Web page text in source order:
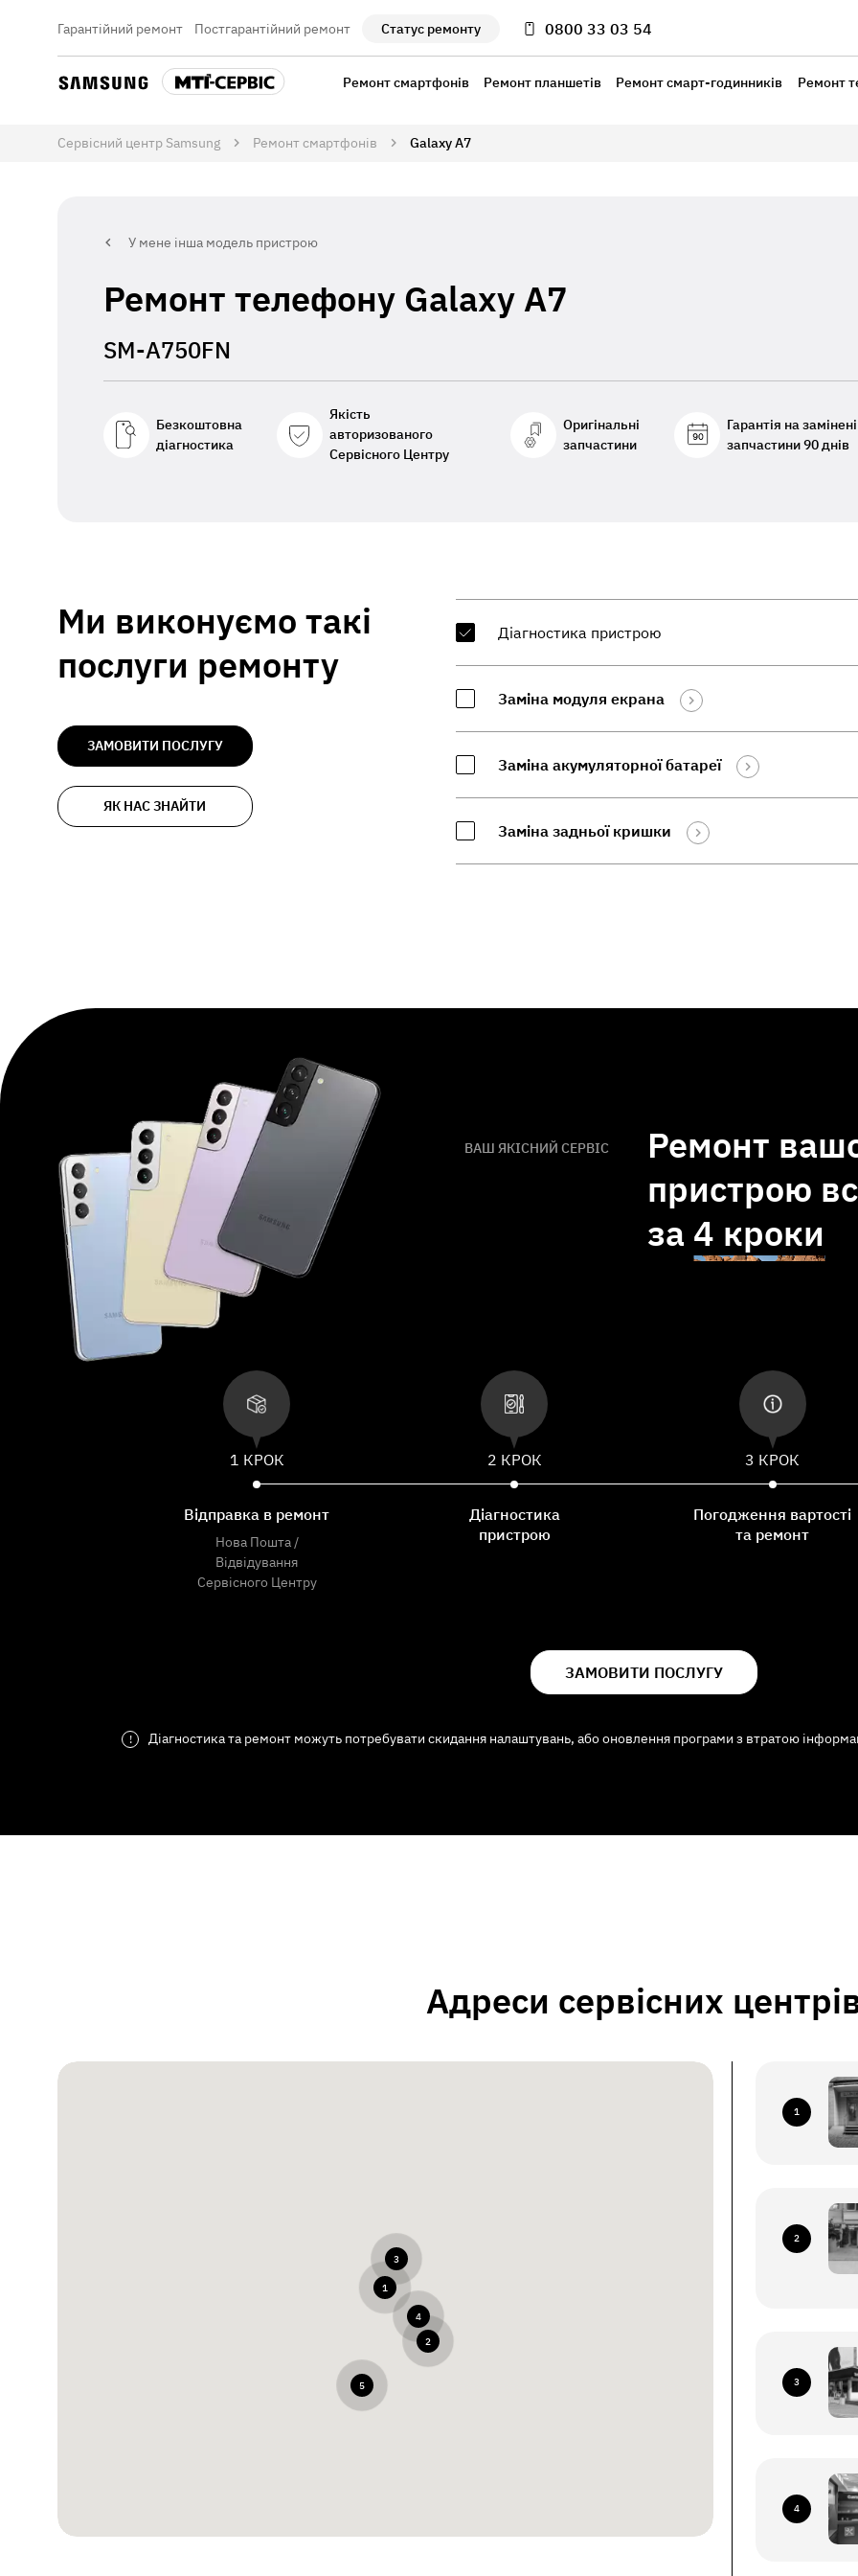
Гарантійний ремонт Постгарантійний ремонт Статус ремонту 0800 33 03 54
Ремонт смартфонів Ремонт планшетів Ремонт смарт-годинників Ремонт
Сервісний центр Samsung Ремонт смартфонів Galaxy A7
У мене інша модель пристрою
Ремонт телефону Galaxy A7
SM-A750FN
Безкоштовна
діагностика
Якість
авторизованого
Сервісного Центру
Оригінальні
запчастини
Гарантія на замінені
запчастини 90 днів
Ми виконуємо такі
послуги ремонту
ЗАМОВИТИ ПОСЛУГУ
ЯК НАС ЗНАЙТИ
Діагностика пристрою
Заміна модуля екрана
Заміна акумуляторної батареї
Заміна задньої кришки
ВАШ ЯКІСНИЙ СЕРВІС
Ремонт
пристрою
за 4 кроки
1 КРОК
Відправка в ремонт
Нова Пошта /
Відвідування
Сервісного Центру
2 КРОК
Діагностика
пристрою
3 КРОК
Погодження вартості
та ремонт
ЗАМОВИТИ ПОСЛУГУ
! Діагностика та ремонт можуть потребувати скидання налаштувань, або оновлення програми з втратою
Адреси сервісних
1
2
3
4
5
1
2
3
4